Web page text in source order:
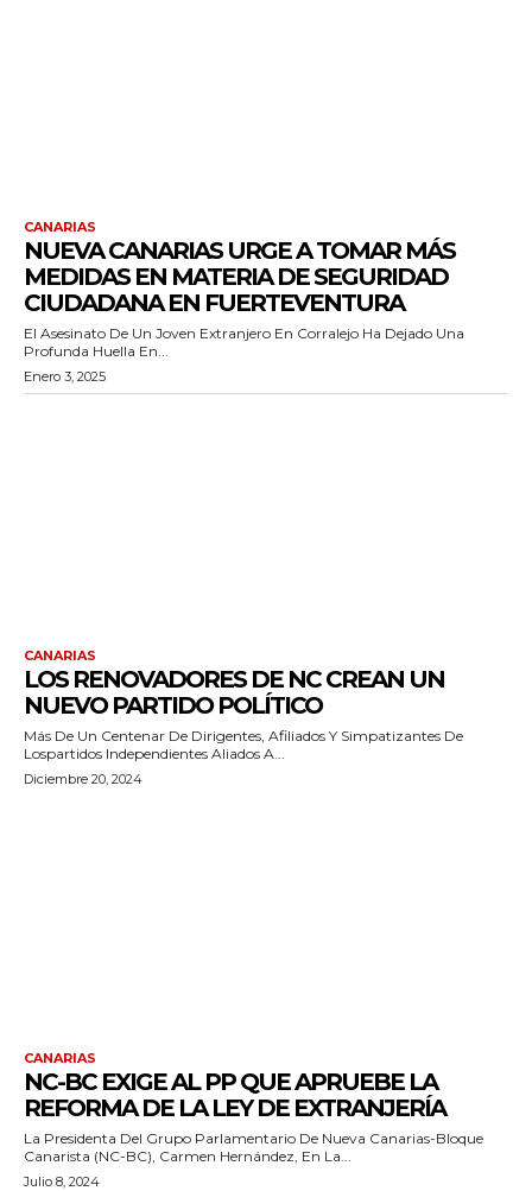
CANARIAS
NUEVA CANARIAS URGE A TOMAR MÁS
MEDIDAS EN MATERIA DE SEGURIDAD
CIUDADANA EN FUERTEVENTURA
El Asesinato De Un Joven Extranjero En Corralejo Ha Dejado Una
Profunda Huella En...
Enero 3, 2025
CANARIAS
LOS RENOVADORES DE NC CREAN UN
NUEVO PARTIDO POLÍTICO
Más De Un Centenar De Dirigentes, Afiliados Y Simpatizantes De
Lospartidos Independientes Aliados A...
Diciembre 20, 2024
CANARIAS
NC-BC EXIGE AL PP QUE APRUEBE LA
REFORMA DE LA LEY DE EXTRANJERÍA
La Presidenta Del Grupo Parlamentario De Nueva Canarias-Bloque
Canarista (NC-BC), Carmen Hernández, En La...
Julio 8, 2024